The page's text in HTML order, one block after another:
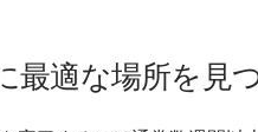
最適な場所を見